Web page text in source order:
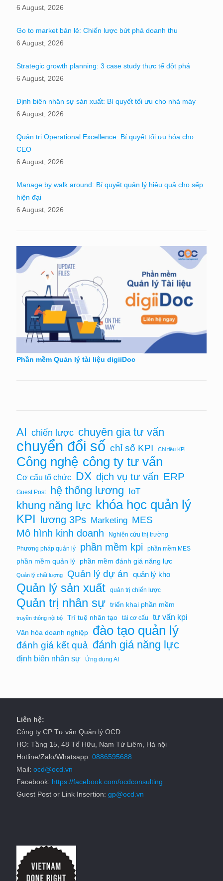
6 August, 2026
Go to market bán lẻ: Chiến lược bứt phá doanh thu
6 August, 2026
Strategic growth planning: 3 case study thực tế đột phá
6 August, 2026
Định biên nhân sự sản xuất: Bí quyết tối ưu cho nhà máy
6 August, 2026
Quản trị Operational Excellence: Bí quyết tối ưu hóa cho
CEO
6 August, 2026
Manage by walk around: Bí quyết quản lý hiệu quả cho sếp
hiện đại
6 August, 2026
Phần mềm Quản lý tài liệu digiiDoc
AI chiến lược chuyên gia tư vấn
chuyển đổi số chỉ số KPI Chỉ tiêu KPI
Công nghệ công ty tư vấn
Cơ cấu tổ chức DX dịch vụ tư vấn ERP
Guest Post hệ thống lương IoT
khung năng lực khóa học quản lý
KPI lương 3Ps Marketing MES
Mô hình kinh doanh
Nghiên cứu thị trường
Phương pháp quản lý
phần mềm kpi phần mềm MES
phần mềm quản lý phần mềm đánh giá năng lực
Quản lý chất lượng Quản lý dự án quản lý kho
Quản lý sản xuất quản trị chiến lược
Quản trị nhân sự triển khai phần mềm
truyền thông nội bộ Trí tuệ nhân tạo tái cơ cấu tư vấn kpi
Văn hóa doanh nghiệp đào tạo quản lý
đánh giá kết quả đánh giá năng lực
định biên nhân sự Ứng dụng AI
Liên hệ:
Công ty CP Tư vấn Quản lý OCD
HO: Tầng 15, 48 Tố Hữu, Nam Từ Liêm, Hà nội
Hotline/Zalo/Whatsapp: 0886595688
Mail: ocd@ocd.vn
Facebook: https://facebook.com/ocdconsulting
Guest Post or Link Insertion: gp@ocd.vn